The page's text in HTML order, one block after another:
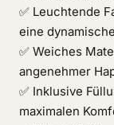
✅ Leuchtende
eine
✅ Weiches
angenehmer
✅ Inklusive
maximalen